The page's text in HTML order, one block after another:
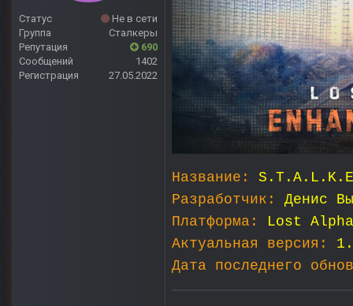
Статус
Не в сети
Группа
Сталкеры
Репутация
690
Сообщений
1402
Регистрация
27.05.2022
Название:
Разработчик:
Денис
Платформа:
Lost
Актуальная версия:
Дата последнего